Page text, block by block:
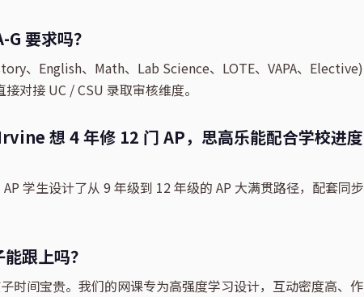
要求吗？
、English、Math、Lab Science、LOTE、VAPA、Elective)
对接 UC / CSU 录取审核维度。
想 4 年修 12 门 AP，思高乐能配合学校进度
学生设计了从 9 年级到 12 年级的 AP 大满贯路径，配套同步
跟上吗？
时间宝贵。我们的网课专为高强度学习设计，互动密度高、作